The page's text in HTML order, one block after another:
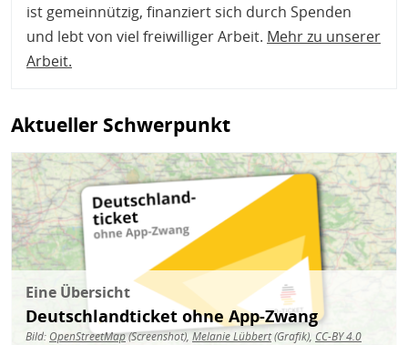
ist gemeinnützig, finanziert sich durch Spenden
und lebt von viel freiwilliger Arbeit. Mehr zu unserer
Arbeit.
Aktueller Schwerpunkt
Bild
Eine Übersicht
Deutschlandticket ohne App-Zwang
Bild: OpenStreetMap(Screenshot),Melanie Lübbert(Grafik), CC-BY 4.0